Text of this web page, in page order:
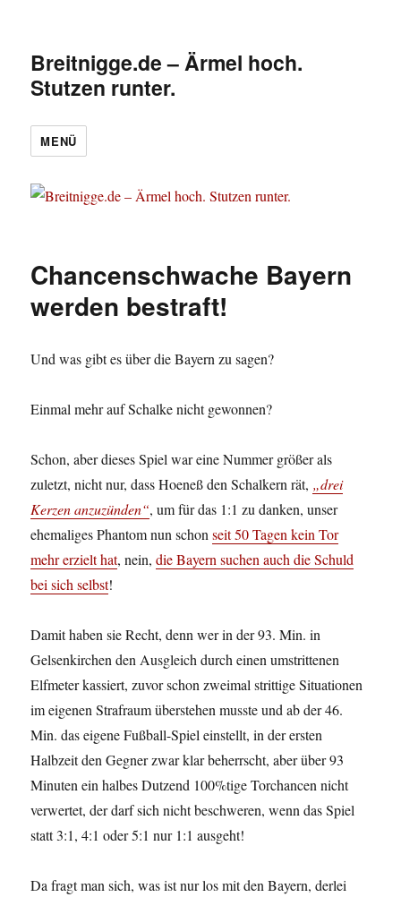
Breitnigge.de – Ärmel hoch.
Stutzen runter.
MENÜ
Chancenschwache Bayern
werden bestraft!
Und was gibt es über die Bayern zu sagen?
Einmal mehr auf Schalke nicht gewonnen?
Schon, aber dieses Spiel war eine Nummer größer als
zuletzt, nicht nur, dass Hoeneß den Schalkern rät, „drei
Kerzen anzuzünden“, um für das 1:1 zu danken, unser
ehemaliges Phantom nun schonseit 50 Tagen kein Tor
mehr erzielt hat, nein,die Bayern suchen auch die Schuld
bei sich selbst!
Damit haben sie Recht, denn wer in der 93. Min. in
Gelsenkirchen den Ausgleich durch einen umstrittenen
Elfmeter kassiert, zuvor schon zweimal strittige Situationen
im eigenen Strafraum überstehen musste und ab der 46.
Min. das eigene Fußball-Spiel einstellt, in der ersten
Halbzeit den Gegner zwar klar beherrscht, aber über 93
Minuten ein halbes Dutzend 100%tige Torchancen nicht
verwertet, der darf sich nicht beschweren, wenn das Spiel
statt 3:1, 4:1 oder 5:1 nur 1:1 ausgeht!
Da fragt man sich, was ist nur los mit den Bayern, derlei